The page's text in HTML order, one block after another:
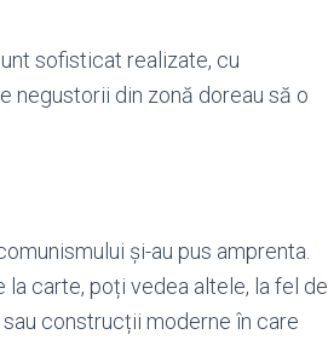
sofisticat realizate, cu
negustorii din zonă doreau să o
și-au pus amprenta.
carte, poți vedea altele, la fel de
construcții moderne în care